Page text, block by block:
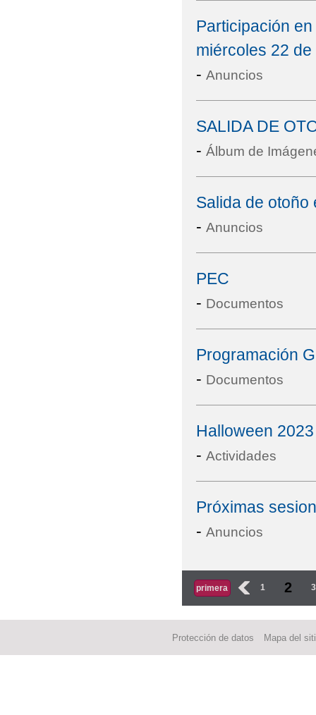
Participación
miércoles 22
- Anuncios
SALIDA DE
- Álbum de
Salida de otoño
- Anuncios
PEC
- Documentos
Programación
- Documentos
Halloween 2023
- Actividades
Próximas
- Anuncios
Páginas
primera ‹ 1 2 3
Protección de datos Mapa del